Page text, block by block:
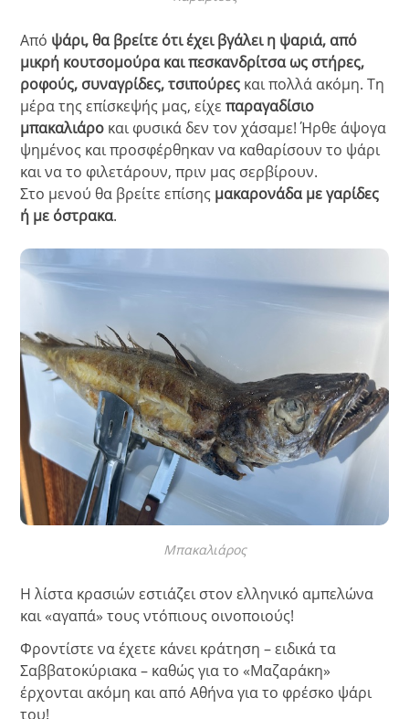
Από ψάρι, θα βρείτε ότι έχει βγάλει η ψαριά, από
μικρή κουτσομούρα και πεσκανδρίτσα ως στήρες,
ροφούς, συναγρίδες, τσιπούρες και πολλά ακόμη. Τη
μέρα της επίσκεψής μας, είχεπαραγαδίσιο
μπακαλιάρο και φυσικά δεν τον χάσαμε! Ήρθε άψογα
ψημένος και προσφέρθηκαν να καθαρίσουν το ψάρι
και να το φιλετάρουν, πριν μας σερβίρουν.
Στο μενού θα βρείτε επίσης μακαρονάδα με γαρίδες
ή με όστρακα.
Μπακαλιάρος
Η λίστα κρασιών εστιάζει στον ελληνικό αμπελώνα
και «αγαπά» τους ντόπιους οινοποιούς!
Φροντίστε να έχετε κάνει κράτηση – ειδικά τα
Σαββατοκύριακα – καθώς για το «Μαζαράκη»
έρχονται ακόμη και από Αθήνα για το φρέσκο ψάρι
του!